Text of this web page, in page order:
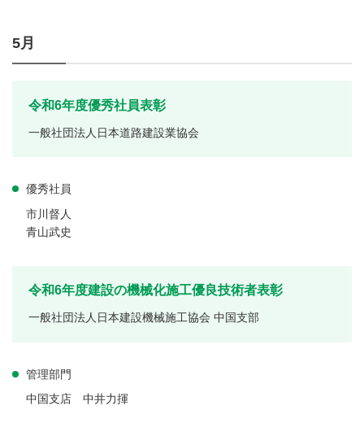
5月
令和6年度優秀社員表彰
一般社団法人日本道路建設業協会
優秀社員
市川督人
青山武史
令和6年度建設の機械化施工優良技術者表彰
一般社団法人日本建設機械施工協会 中国支部
管理部門
中国支店 中井力揮